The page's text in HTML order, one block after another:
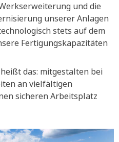
und die
unserer Anlagen
stets auf dem
Fertigungskapazitäten
das: mitgestalten bei
an vielfältigen
sicheren Arbeitsplatz